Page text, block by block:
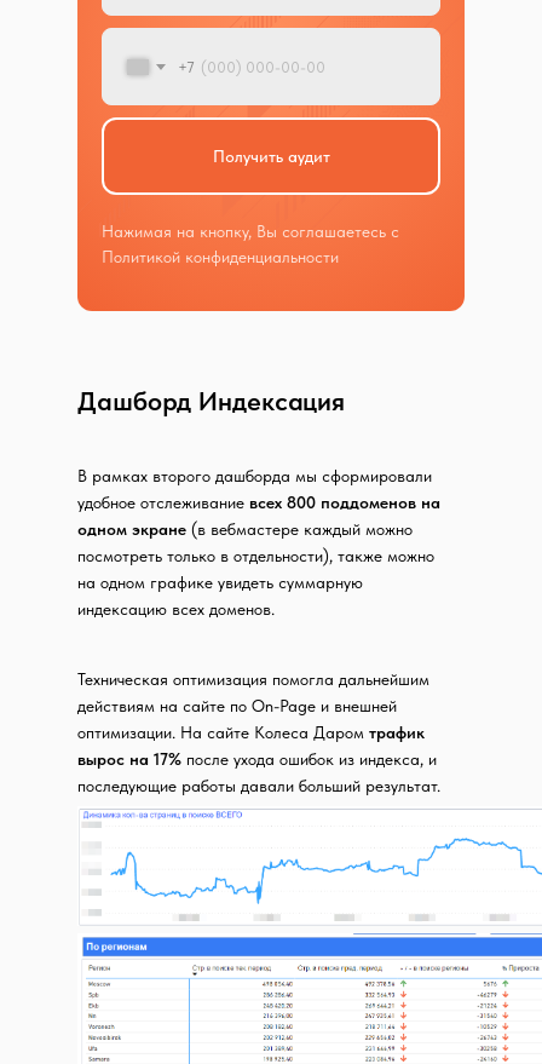
+7
Получить аудит
Нажимая на кнопку, Вы соглашаетесь с
Политикой конфиденциальности
Дашборд Индексация
В рамках второго дашборда мы сформировали
удобное отслеживание всех 800 поддоменов на
одном экране (в вебмастере каждый можно
посмотреть только в отдельности), также можно
на одном графике увидеть суммарную
индексацию всех доменов.
Техническая оптимизация помогла дальнейшим
действиям на сайте по On-Page и внешней
оптимизации. На сайте Колеса Даром трафик
вырос на 17% после ухода ошибок из индекса, и
последующие работы давали больший результат.